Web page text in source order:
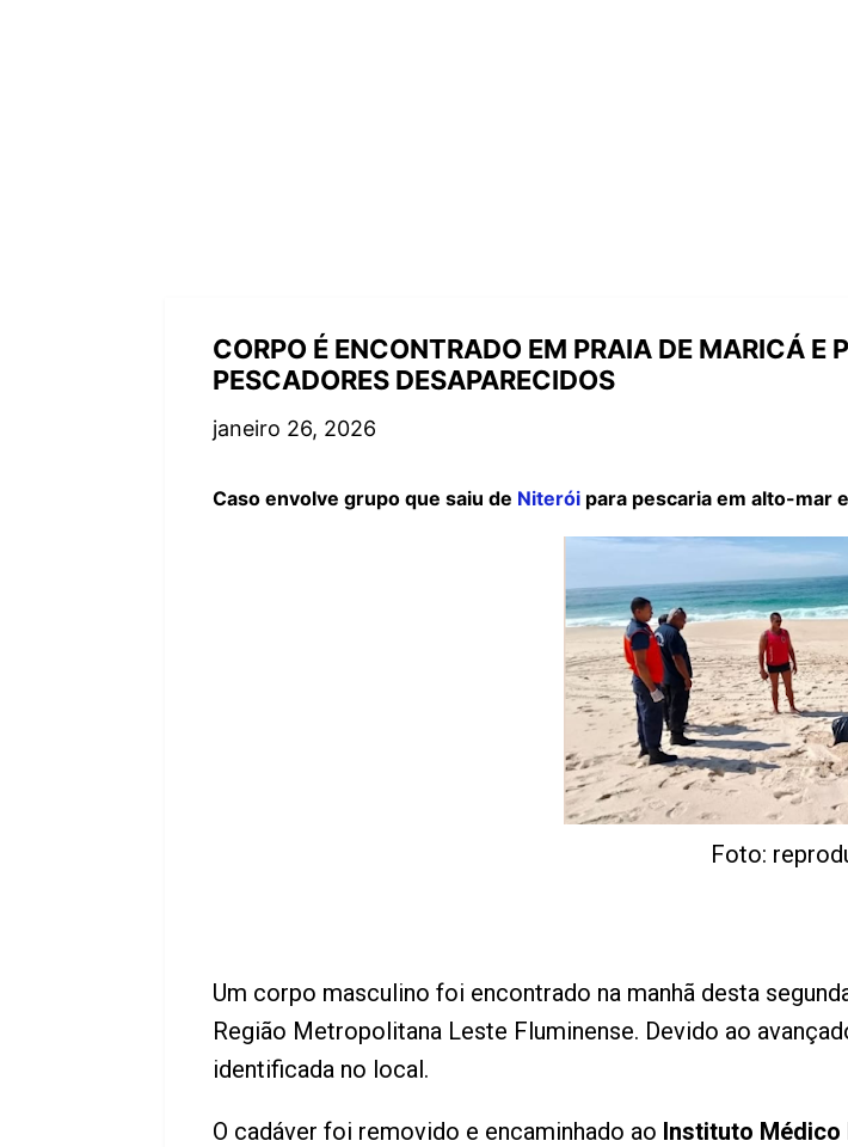
CORPO É ENCONTRADO EM PRAIA DE MARICÁ E
PESCADORES DESAPARECIDOS
janeiro 26, 2026
Caso envolve grupo que saiu de Niterói para pescaria em alto-mar
Foto:
Um corpo masculino foi encontrado na manhã desta
Região Metropolitana Leste Fluminense. Devido ao
identificada no local.
O cadáver foi removido e encaminhado ao Instituto Médico